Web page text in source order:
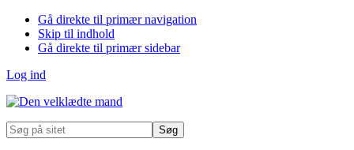
Gå direkte til primær navigation
Skip til indhold
Gå direkte til primær sidebar
Log ind
Søg
på